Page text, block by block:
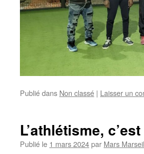
Publié dans Non classé | Laisser un
L’athlétisme,
Publié le 1 mars 2024par Mars